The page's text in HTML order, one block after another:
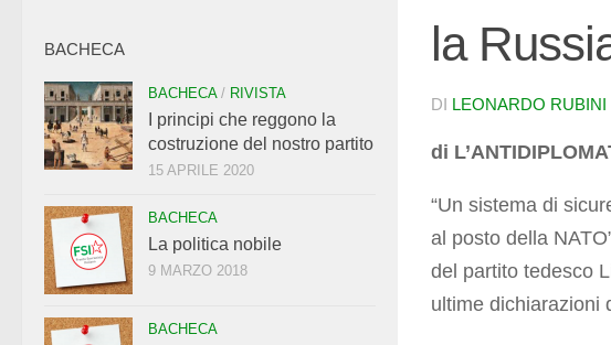
la
DI LEONARDO RUBINI
di
“Un sistema di
al posto della
del partito tedesco
ultime dichiarazioni
BACHECA
BACHECA/ RIVISTA
I principi che reggono la
costruzione del nostro partito
15 APRILE 2020
BACHECA
La politica nobile
9 MARZO 2018
BACHECA